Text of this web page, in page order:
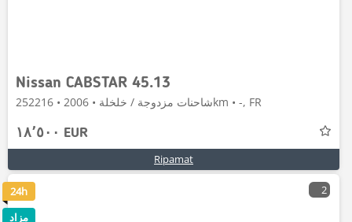
Nissan CABSTAR 45.13
شاحنات مزدوجة / خلخلة • 2006 • 252216km • -, FR
١٨٬٥٠٠ EUR
Ripamat
2
24h
مزاد